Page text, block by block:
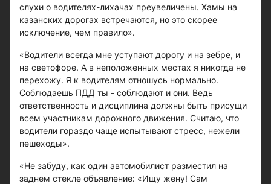
слухи о водителях-лихачах преувеличены. Хамы на
казанских дорогах встречаются, но это скорее
исключение, чем правило».
«Водители всегда мне уступают дорогу и на зебре, и
на светофоре. А в неположенных местах я никогда не
перехожу. Я к водителям отношусь нормально.
Соблюдаешь ПДД ты - соблюдают и они. Ведь
ответственность и дисциплина должны быть присущи
всем участникам дорожного движения. Считаю, что
водители гораздо чаще испытывают стресс, нежели
пешеходы».
«Не забуду, как один автомобилист разместил на
заднем стекле объявление: «Ищу жену! Сам